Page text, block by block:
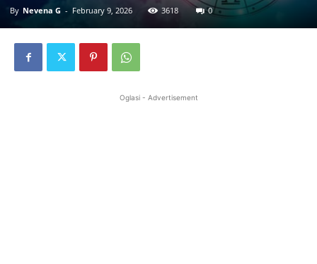
By Nevena G - February 9, 2026 3618 0
Oglasi - Advertisement